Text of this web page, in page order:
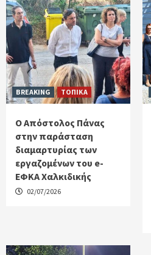
BREAKING ΤΟΠΙΚΑ
Ο Απόστολος Πάνας
στην παράσταση
διαμαρτυρίας των
εργαζομένων του e-
ΕΦΚΑ Χαλκιδικής
02/07/2026